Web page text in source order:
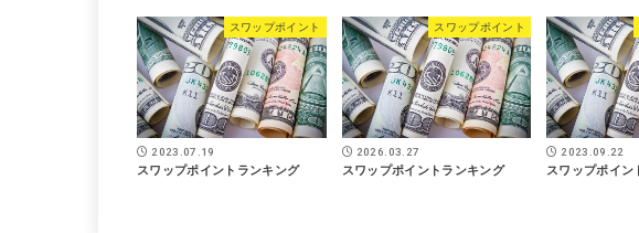
スワップポイント
2023.07.19
スワップポイントランキング
スワップポイント
2026.03.27
スワップポイントランキング
2023.09.22
スワップポイン